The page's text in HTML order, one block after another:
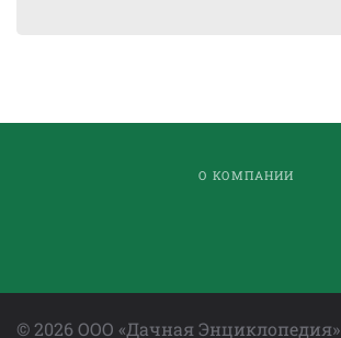
О КОМПАНИИ
©2026 ООО «Дачная Энциклопедия»